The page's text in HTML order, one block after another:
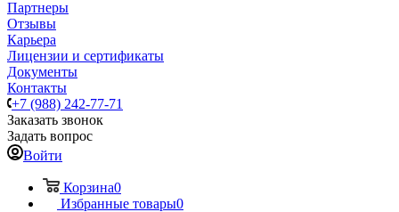
Партнеры
Отзывы
Карьера
Лицензии и сертификаты
Документы
Контакты
+7 (988) 242-77-71
Заказать звонок
Задать вопрос
Войти
Корзина0
Избранные товары0